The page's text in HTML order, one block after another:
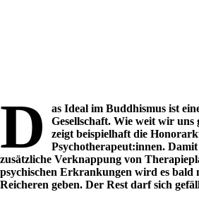
D
as Ideal im Buddhismus ist
Gesellschaft. Wie weit wir uns
zeigt beispielhaft die
Psychotherapeut:innen.
zusätzliche Verknappung von
psychischen Erkrankungen wird es
Reicheren geben. Der Rest darf sich